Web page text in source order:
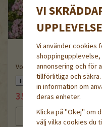
Vorläufer Mix
35 kr 44 kr
Läs mer Köp nu
VI
UPPLEVELSE
Vi använder cookies
annonsering och för
tillförlitliga och
in information om
deras enheter.
Klicka på "Okej" om
välj vilka cookies du